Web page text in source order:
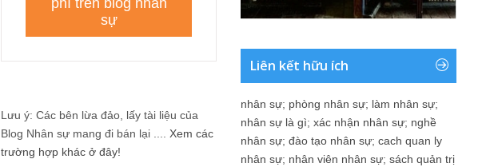
Lưu ý: Các bên lừa đảo, lấy tài liệu của
Blog Nhân sự mang đi bán lại .... Xem các
trường hợp khác ở đây!
Liên kết hữu ích
nhân sự; phòng nhân sự; làm nhân sự;
nhân sự là gì; xác nhận nhân sự; nghề
nhân sự; đào tạo nhân sự; cach quan ly
nhân sự; nhân viên nhân sự; sách quản trị